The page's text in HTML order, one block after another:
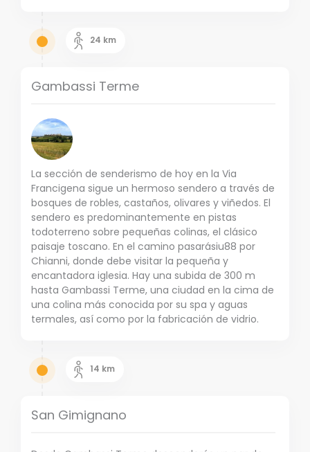
24 km
Gambassi Terme
La sección de senderismo de hoy en la Via
Francigena sigue un hermoso sendero a través de
bosques de robles, castaños, olivares y viñedos. El
sendero es predominantemente en pistas
todoterreno sobre pequeñas colinas, el clásico
paisaje toscano. En el camino pasarásiu88 por
Chianni, donde debe visitar la pequeña y
encantadora iglesia. Hay una subida de 300 m
hasta Gambassi Terme, una ciudad en la cima de
una colina más conocida por su spa y aguas
termales, así como por la fabricación de vidrio.
14 km
San Gimignano